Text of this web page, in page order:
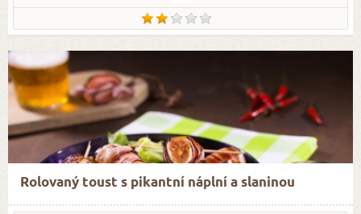
Rolovaný toust s pikantní náplní a slaninou